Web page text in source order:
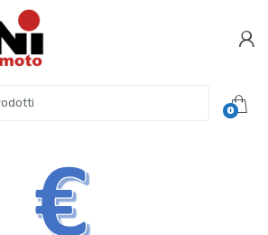
0